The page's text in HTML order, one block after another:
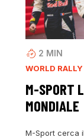
2 MIN
WORLD
M-SPORT
MONDIALE
M-Sport cerca